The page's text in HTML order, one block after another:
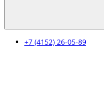
+7 (4152) 26-05-89